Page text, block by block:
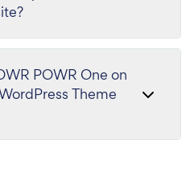
POWR One on
Theme